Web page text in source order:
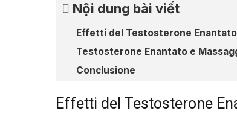
Nội dung bài viết
Effetti del Testosterone
Testosterone Enantato e
Conclusione
Effetti del Testosterone